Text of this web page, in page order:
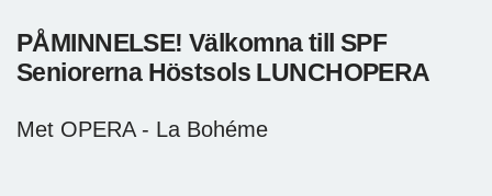
PÅMINNELSE! Välkomna till SPF
Seniorerna Höstsols LUNCHOPERA
Met OPERA - La Bohéme